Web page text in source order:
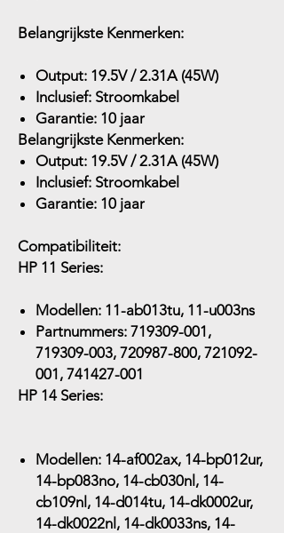
Belangrijkste Kenmerken:
Output: 19.5V / 2.31A (45W)
Inclusief: Stroomkabel
Garantie: 10 jaar
Belangrijkste Kenmerken:
Output: 19.5V / 2.31A (45W)
Inclusief: Stroomkabel
Garantie: 10 jaar
Compatibiliteit:
HP 11 Series:
Modellen: 11-ab013tu, 11-u003ns
Partnummers: 719309-001,
719309-003, 720987-800, 721092-
001, 741427-001
HP 14 Series:
Modellen: 14-af002ax, 14-bp012ur,
14-bp083no, 14-cb030nl, 14-
cb109nl, 14-d014tu, 14-dk0002ur,
14-dk0022nl, 14-dk0033ns, 14-